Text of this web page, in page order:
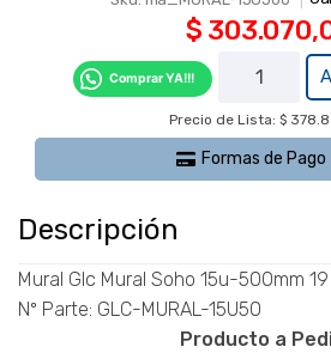
$
Comprar YA!!!
Mural Glc
Mural Soho
15u-
500mm 19
Pta/vd
MURAL-
15U50
cantidad
Precio de Lista: $
Formas de Pago
Descripción
Mural Glc Mural Soho 15u-500mm
Nº Parte: GLC-MURAL-15U50
Producto a